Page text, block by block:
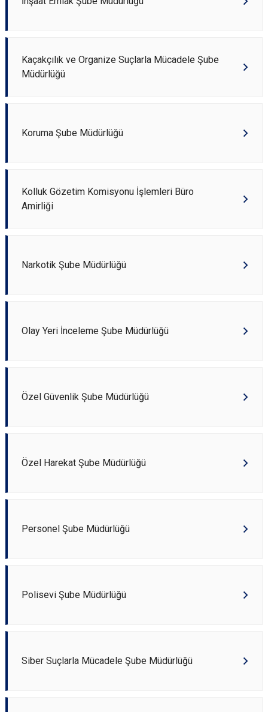
Kaçakçılık ve Organize Suçlarla Mücadele Şube
Müdürlüğü
Koruma Şube Müdürlüğü
Kolluk Gözetim Komisyonu İşlemleri Büro
Amirliği
Narkotik Şube Müdürlüğü
Olay Yeri İnceleme Şube Müdürlüğü
Özel Güvenlik Şube Müdürlüğü
Özel Harekat Şube Müdürlüğü
Personel Şube Müdürlüğü
Polisevi Şube Müdürlüğü
Siber Suçlarla Mücadele Şube Müdürlüğü